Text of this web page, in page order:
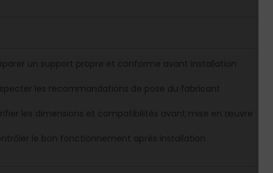
un support propre et conforme avant installation
les recommandations de pose du fabricant
les dimensions et compatibilités avant mise en œuvre
le bon fonctionnement après installation